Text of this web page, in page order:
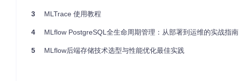
获取最新且准确的信息。
3 MLTrace 使用教程
4 MLflow PostgreSQL全生命周期管理：从部署到运维的实战指南
5 MLflow后端存储技术选型与性能优化最佳实践